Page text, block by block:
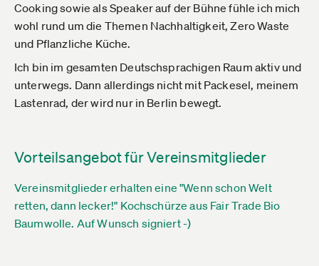
Cooking sowie als Speaker auf der Bühne fühle ich mich
wohl rund um die Themen Nachhaltigkeit, Zero Waste
und Pflanzliche Küche.
Ich bin im gesamten Deutschsprachigen Raum aktiv und
unterwegs. Dann allerdings nicht mit Packesel, meinem
Lastenrad, der wird nur in Berlin bewegt.
Vorteilsangebot für Vereinsmitglieder
Vereinsmitglieder erhalten eine "Wenn schon Welt
retten, dann lecker!" Kochschürze aus Fair Trade Bio
Baumwolle. Auf Wunsch signiert -)